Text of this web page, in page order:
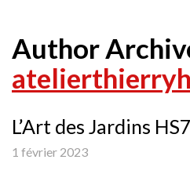
Author
L’Art des Jardins
1 février 2023